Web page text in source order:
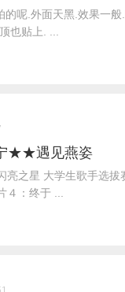
的呢.外面天黑.效果一
也贴上. ...
★★遇见燕姿
亮之星 大学生歌手选拔
４：终于 ...